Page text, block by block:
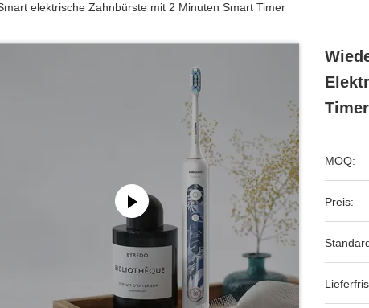
elektrische Zahnbürste mit 2 Minuten Smart Timer
Timer
MOQ:
Preis: